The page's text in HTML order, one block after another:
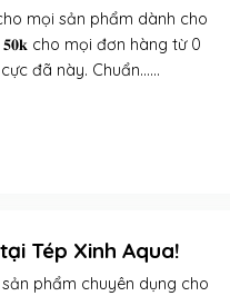
mọi sản phẩm dành cho
𝟓𝟎𝐤 cho mọi đơn hàng từ 0
đã này. Chuẩn......
Tép Xinh Aqua!
phẩm chuyên dụng cho